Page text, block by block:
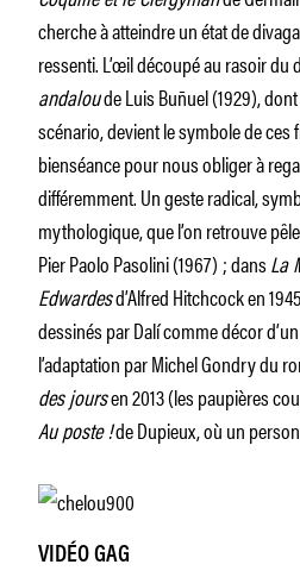
cherche à atteindre un état de
ressenti. L’œil découpé au rasoir du
andaloude Luis Buñuel (1929),
scénario, devient le symbole de
bienséance pour nous obliger à
différemment. Un geste radical,
mythologique, que l’on retrouve
Pier Paolo Pasolini (1967) ; dansLa
Edwardesd’Alfred Hitchcock en
dessinés par Dalí comme décor
l’adaptation par Michel Gondry du
des joursen 2013 (les paupières
Au poste !de Dupieux, où un
VIDÉO GAG